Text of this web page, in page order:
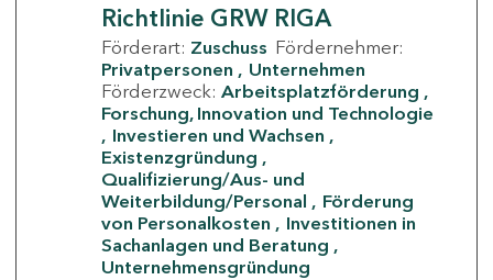
Richtlinie GRW RIGA
Förderart: Zuschuss Fördernehmer:
Privatpersonen
Unternehmen
Förderzweck: Arbeitsplatzförderung
Forschung, Innovation und Technologie
Investieren und Wachsen
Existenzgründung
Qualifizierung/Aus- und
Weiterbildung/Personal
Förderung
von Personalkosten
Investitionen in
Sachanlagen und Beratung
Unternehmensgründung